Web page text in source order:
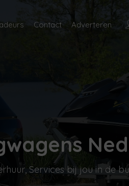
Contact Adverteren
Services bij jou in de